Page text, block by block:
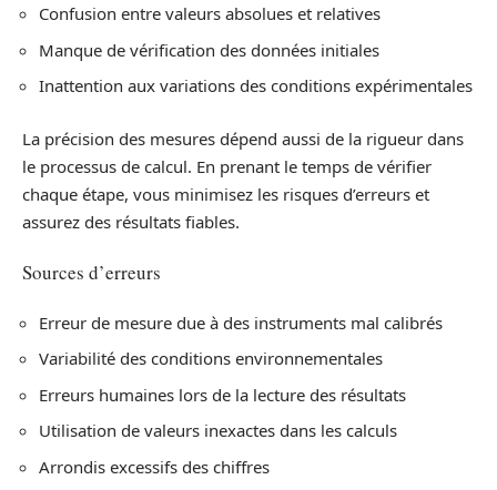
Confusion entre valeurs absolues et relatives
Manque de vérification des données initiales
Inattention aux variations des conditions expérimentales
La précision des mesures dépend aussi de la rigueur dans
le processus de calcul. En prenant le temps de vérifier
chaque étape, vous minimisez les risques d’erreurs et
assurez des résultats fiables.
Sources d’erreurs
Erreur de mesure due à des instruments mal calibrés
Variabilité des conditions environnementales
Erreurs humaines lors de la lecture des résultats
Utilisation de valeurs inexactes dans les calculs
Arrondis excessifs des chiffres